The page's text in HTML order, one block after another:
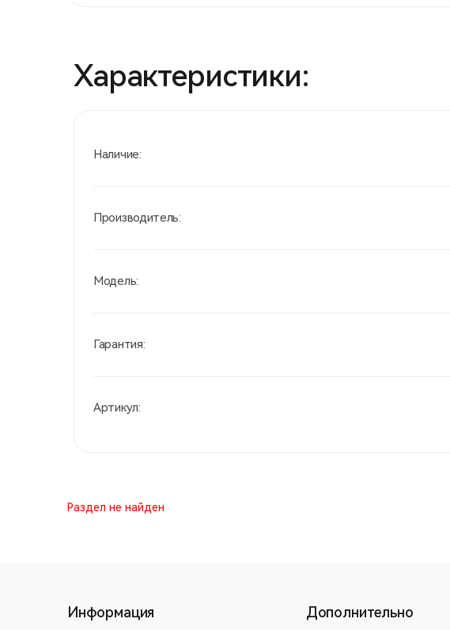
Характеристики:
Наличие:
Производитель:
Модель:
Гарантия:
Артикул:
Раздел не найден
Информация Дополнительно